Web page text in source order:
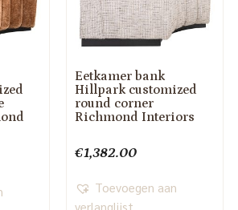
Eetkamer bank
Hillpark customized
round corner
Richmond Interiors
€1,382.00
Toevoegen aan
verlanglijst